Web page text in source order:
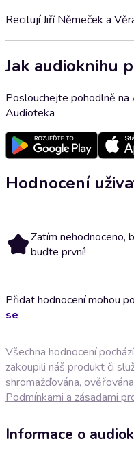
Recitují Jiří Němeček a
Jak audioknihu
Poslouchejte pohodlně na
Audioteka
Hodnocení
Zatím nehodnoceno,
buďte první!
Přidat hodnocení mohou
se
Všechna hodnocení
zakoupili náš produkt či
shromažďována,
Podmínkami a zásadami
Informace o